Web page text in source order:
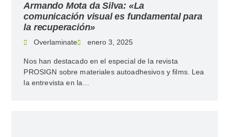
Armando Mota da Silva: «La
comunicación visual es fundamental para
la recuperación»
Overlaminate enero 3, 2025
Nos han destacado en el especial de la revista
PROSIGN sobre materiales autoadhesivos y films. Lea
la entrevista en la…